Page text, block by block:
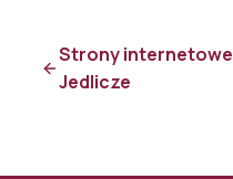
Strony internetowe
Jedlicze